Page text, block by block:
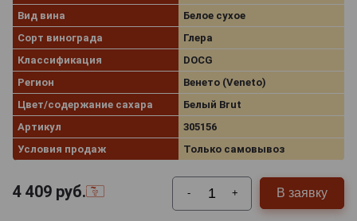
Вид вина
Белое сухое
Сорт винограда
Глера
Классификация
DOCG
Регион
Венето (Veneto)
Цвет/содержание сахара
Белый Brut
Артикул
305156
Условия продаж
Только самовывоз
4 409 руб. - + В заявку